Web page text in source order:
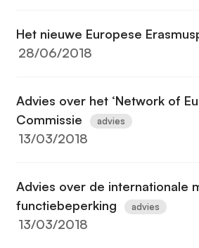
Het nieuwe Europese
28/06/2018
Advies over het ‘Network of
Commissie
advies
13/03/2018
Advies over de internationale
functiebeperking
advies
13/03/2018